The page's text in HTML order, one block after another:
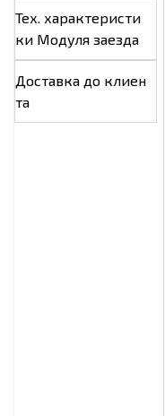
Тех. характеристи
ки Модуля заезда
Доставка до клиен
та